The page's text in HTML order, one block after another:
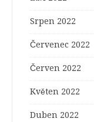
Srpen 2022
Červenec 2022
Červen 2022
Květen 2022
Duben 2022